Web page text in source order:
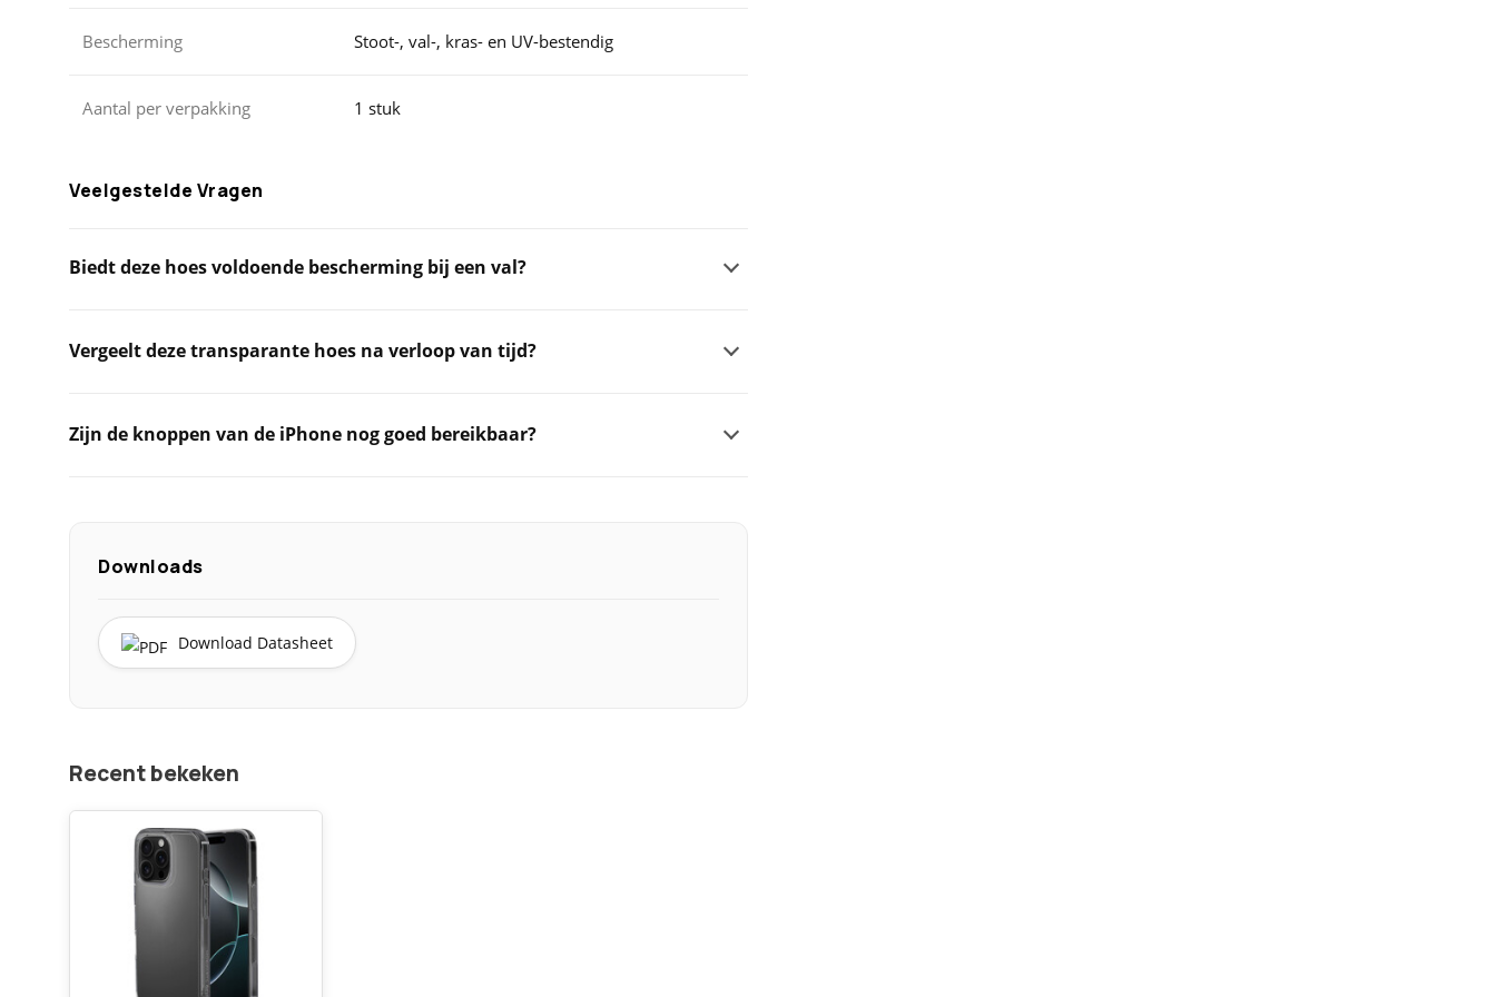
Bescherming Stoot-, val-, kras- en UV-bestendig
Aantal per verpakking 1 stuk
Veelgestelde Vragen
Biedt deze hoes voldoende bescherming bij een val?
Vergeelt deze transparante hoes na verloop van tijd?
Zijn de knoppen van de iPhone nog goed bereikbaar?
Downloads
Download Datasheet
Recent bekeken